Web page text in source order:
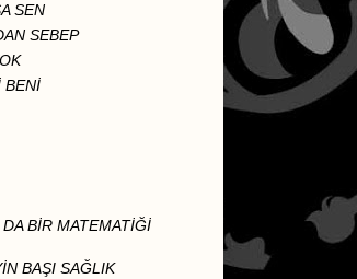
SEN
SEBEP
BENİ
DA BİR MATEMATİĞİ
BAŞI SAĞLIK